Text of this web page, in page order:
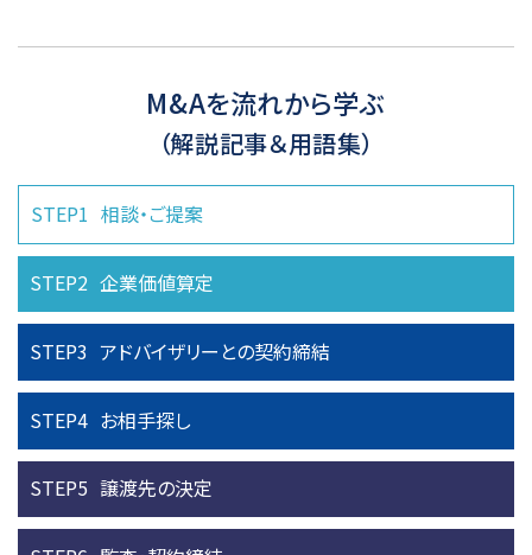
M&Aを流れから学ぶ
（解説記事＆用語集）
STEP1 相談・ご提案
STEP2 企業価値算定
STEP3 アドバイザリーとの契約締結
STEP4 お相手探し
STEP5 譲渡先の決定